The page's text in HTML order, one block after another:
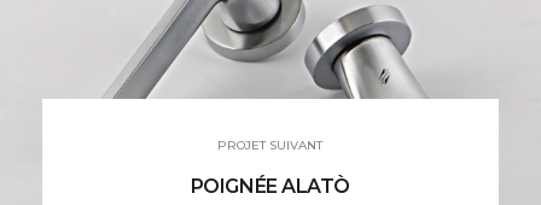
PROJET SUIVANT
POIGNÉE ALATÒ